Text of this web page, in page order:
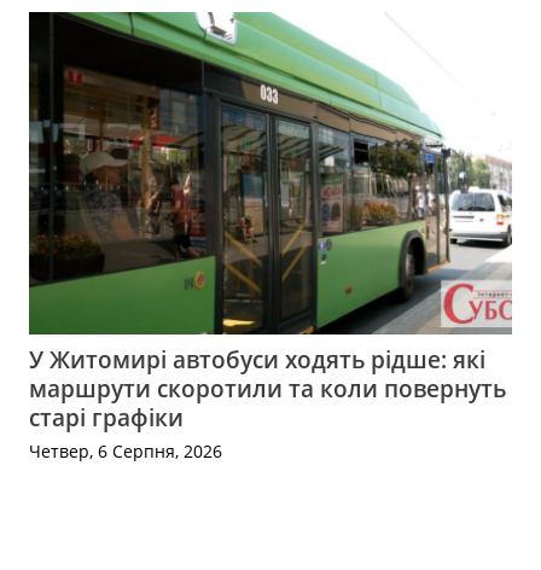
У Житомирі автобуси ходять рідше: які
маршрути скоротили та коли повернуть
старі графіки
Четвер, 6 Серпня, 2026